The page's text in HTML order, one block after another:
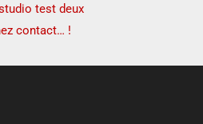
test deux
contact… !